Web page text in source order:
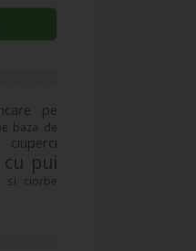
pe
baza de
ciuperci
pui
si ciorbe